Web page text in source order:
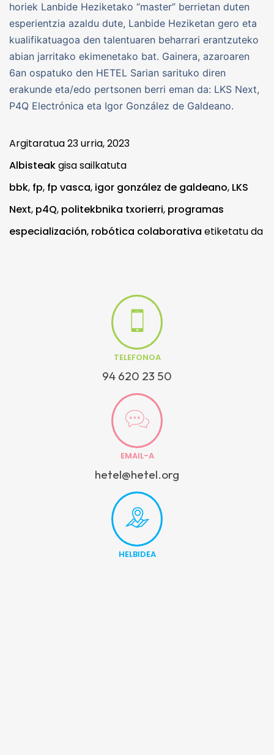
horiek Lanbide Heziketako “master” berrietan duten
esperientzia azaldu dute, Lanbide Heziketan gero eta
kualifikatuagoa den talentuaren beharrari erantzuteko
abian jarritako ekimenetako bat. Gainera, azaroaren
6an ospatuko den HETEL Sarian sarituko diren
erakunde eta/edo pertsonen berri eman da: LKS Next,
P4Q Electrónica eta Igor González de Galdeano.
Argitaratua23 urria, 2023
Albisteakgisa sailkatuta
bbk, fp, fp vasca, igor gonzález de galdeano, LKS
Next, p4Q, politekbnika txorierri, programas
especialización, robótica colaborativa etiketatu da
TELEFONOA
94 620 23 50
EMAIL-A
hetel@hetel.org
HELBIDEA